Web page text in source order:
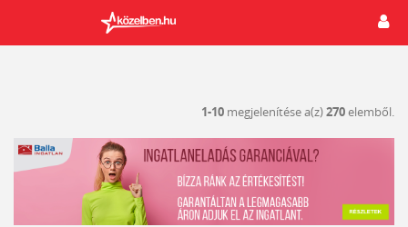
1-10 megjelenítése a(z)270elemből.